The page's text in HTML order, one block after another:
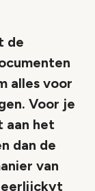
de
alles voor
Voor je
aan het
dan de
van